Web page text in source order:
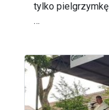
tylko
…